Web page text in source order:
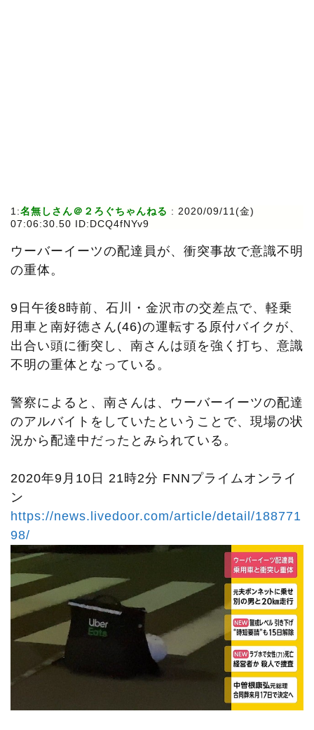
1:名無しさん＠２ろぐちゃんねる : 2020/09/11(金)
07:06:30.50 ID:DCQ4fNYv9
ウーバーイーツの配達員が、衝突事故で意識不明
の重体。
9日午後8時前、石川・金沢市の交差点で、軽乗
用車と南好徳さん(46)の運転する原付バイクが、
出合い頭に衝突し、南さんは頭を強く打ち、意識
不明の重体となっている。
警察によると、南さんは、ウーバーイーツの配達
のアルバイトをしていたということで、現場の状
況から配達中だったとみられている。
2020年9月10日 21時2分 FNNプライムオンライ
ン
https://news.livedoor.com/article/detail/188771
98/